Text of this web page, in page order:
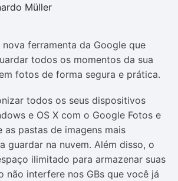
Müller
nova ferramenta da Google que
todos os momentos da sua
fotos de forma segura e prática.
todos os seus dispositivos
e OS X com o Google Fotos e
as pastas de imagens mais
guardar na nuvem. Além disso, o
ilimitado para armazenar suas
não interfere nos GBs que você já